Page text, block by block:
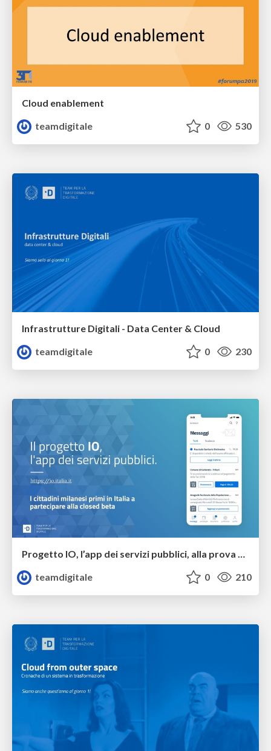
Cloud enablement
teamdigitale
0 530
Infrastrutture Digitali - Data Center & Cloud
teamdigitale
0 230
Progetto IO, l’app dei servizi pubblici, alla prova dei milanesi
teamdigitale
0 210